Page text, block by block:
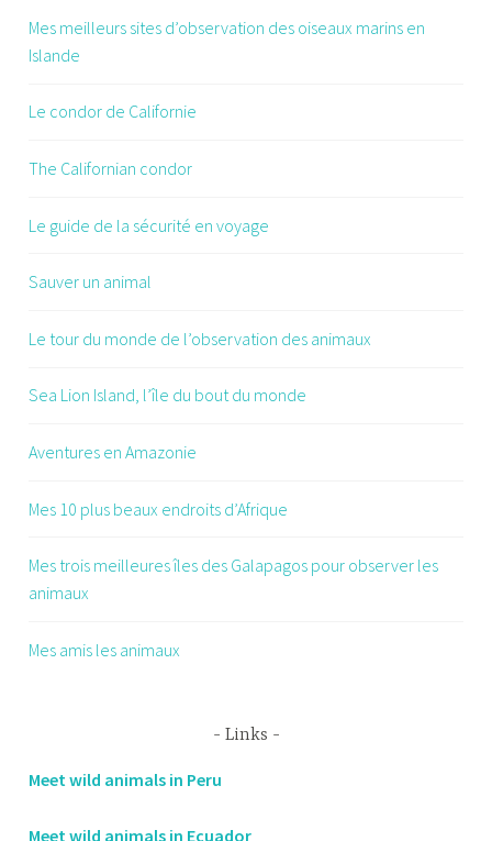
Mes meilleurs sites d’observation des oiseaux marins en
Islande
Le condor de Californie
The Californian condor
Le guide de la sécurité en voyage
Sauver un animal
Le tour du monde de l’observation des animaux
Sea Lion Island, l’île du bout du monde
Aventures en Amazonie
Mes 10 plus beaux endroits d’Afrique
Mes trois meilleures îles des Galapagos pour observer les
animaux
Mes amis les animaux
Links
Meet wild animals in Peru
Meet wild animals in Ecuador